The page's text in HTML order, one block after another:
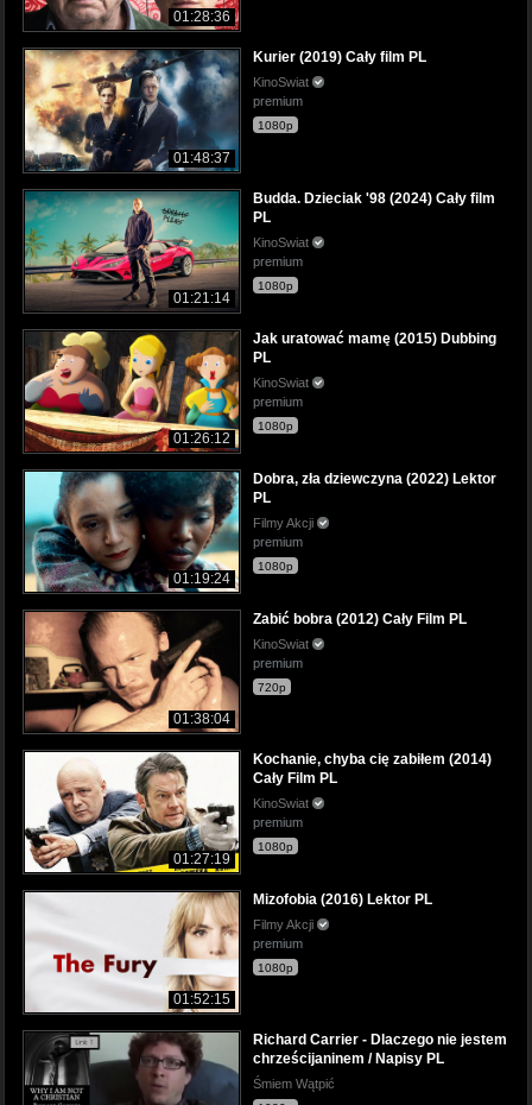
01:28:36
01:48:37
Kurier (2019) Cały film PL
KinoSwiat
premium
1080p
01:21:14
Budda. Dzieciak '98 (2024) Cały film
PL
KinoSwiat
premium
1080p
01:26:12
Jak uratować mamę (2015) Dubbing
PL
KinoSwiat
premium
1080p
01:19:24
Dobra, zła dziewczyna (2022) Lektor
PL
Filmy Akcji
premium
1080p
01:38:04
Zabić bobra (2012) Cały Film PL
KinoSwiat
premium
720p
01:27:19
Kochanie, chyba cię zabiłem (2014)
Cały Film PL
KinoSwiat
premium
1080p
01:52:15
Mizofobia (2016) Lektor PL
Filmy Akcji
premium
1080p
Richard Carrier - Dlaczego nie jestem
chrześcijaninem / Napisy PL
Śmiem Wątpić